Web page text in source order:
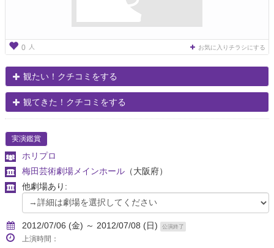
0 人 お気に入りチラシにする
観たい！クチコミをする
観てきた！クチコミをする
実演鑑賞
ホリプロ
梅田芸術劇場メインホール （大阪府）
他劇場あり:
2012/07/06 (金) ～ 2012/07/08 (日) 公演終了
上演時間：